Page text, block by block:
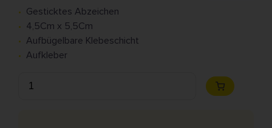
Gesticktes Abzeichen
4,5Cm x 5,5Cm
Aufbügelbare Klebeschicht
Aufkleber
Anzahl
Zum